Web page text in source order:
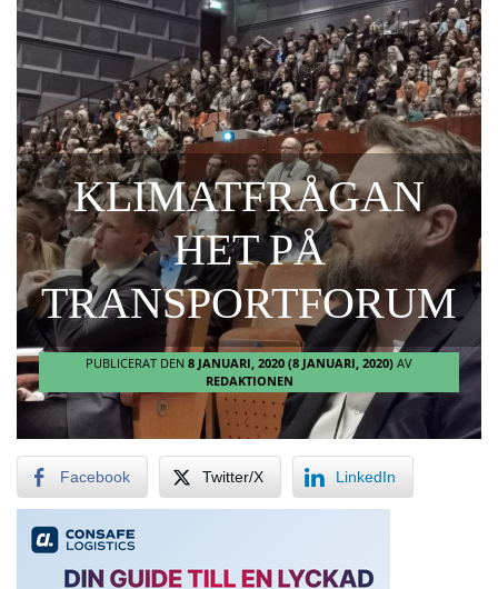
KLIMATFRÅGAN
HET PÅ
TRANSPORTFORUM
PUBLICERAT DEN 8 JANUARI, 2020 (8 JANUARI, 2020) AV
REDAKTIONEN
Facebook Twitter/X LinkedIn